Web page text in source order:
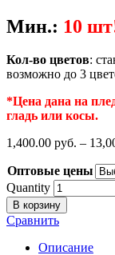
Мин.: 10
Кол-во цветов:
возможно до 3
*Цена дана на
гладь или косы.
1,400.00 руб. –
Оптовые цены
Quantity
В корзину
Сравнить
Описание